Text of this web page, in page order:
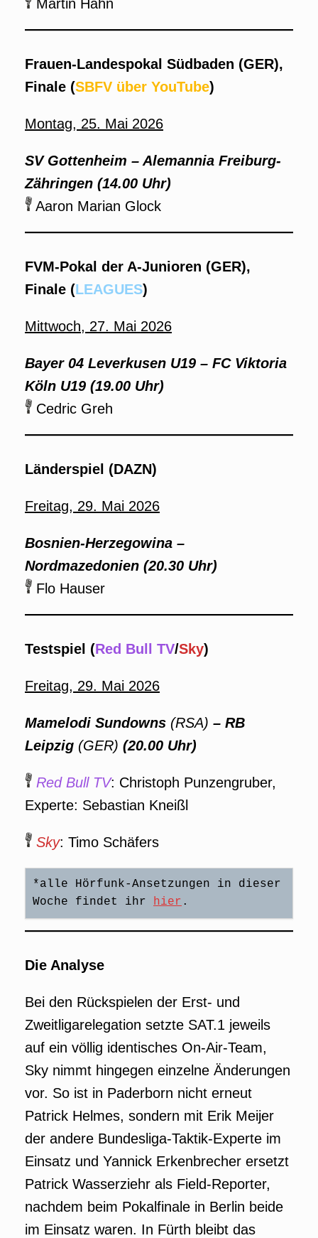
Martin Hahn
Frauen-Landespokal Südbaden (GER),
Finale (SBFV über YouTube)
Montag, 25. Mai 2026
SV Gottenheim – Alemannia Freiburg-
Zähringen (14.00 Uhr)
Aaron Marian Glock
FVM-Pokal der A-Junioren (GER),
Finale (LEAGUES)
Mittwoch, 27. Mai 2026
Bayer 04 Leverkusen U19 – FC Viktoria
Köln U19 (19.00 Uhr)
Cedric Greh
Länderspiel (DAZN)
Freitag, 29. Mai 2026
Bosnien-Herzegowina –
Nordmazedonien (20.30 Uhr)
Flo Hauser
Testspiel (Red Bull TV/Sky)
Freitag, 29. Mai 2026
Mamelodi Sundowns (RSA) – RB
Leipzig (GER) (20.00 Uhr)
Red Bull TV: Christoph Punzengruber,
Experte: Sebastian Kneißl
Sky: Timo Schäfers
*alle Hörfunk-Ansetzungen in dieser
Woche findet ihr hier .
Die Analyse
Bei den Rückspielen der Erst- und
Zweitligarelegation setzte SAT.1 jeweils
auf ein völlig identisches On-Air-Team,
Sky nimmt hingegen einzelne Änderungen
vor. So ist in Paderborn nicht erneut
Patrick Helmes, sondern mit Erik Meijer
der andere Bundesliga-Taktik-Experte im
Einsatz und Yannick Erkenbrecher ersetzt
Patrick Wasserziehr als Field-Reporter,
nachdem beim Pokalfinale in Berlin beide
im Einsatz waren. In Fürth bleibt das